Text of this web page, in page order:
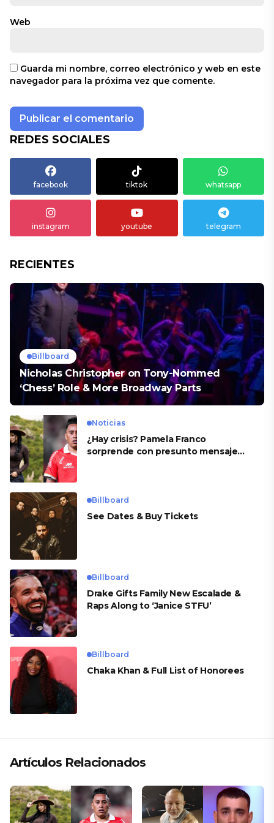
Web
Guarda mi nombre, correo electrónico y web en este
navegador para la próxima vez que comente.
REDES SOCIALES
facebook tiktok whatsapp
instagram youtube telegram
RECIENTES
Billboard
Nicholas Christopher on Tony-Nommed
‘Chess’ Role & More Broadway Parts
Noticias
¿Hay crisis? Pamela Franco
sorprende con presunto mensaje
Billboard
See Dates & Buy Tickets
Billboard
Drake Gifts Family New Escalade &
Raps Along to ‘Janice STFU’
Billboard
Chaka Khan & Full List of Honorees
Artículos Relacionados